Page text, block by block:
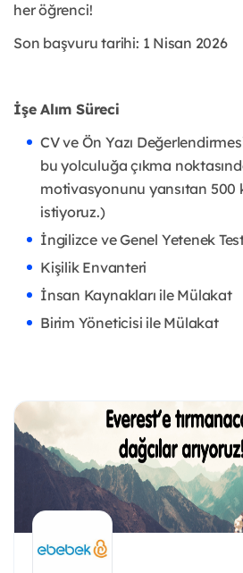
her öğrenci!
Son başvuru tarihi: 1 Nisan 2026
İşe Alım Süreci
CV ve Ön Yazı
bu yolculuğa çıkma
motivasyonunu yansıtan 500
istiyoruz.)
İngilizce ve Genel Yetenek
Kişilik Envanteri
İnsan Kaynakları ile Mülakat
Birim Yöneticisi ile Mülakat